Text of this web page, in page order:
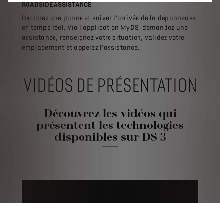
ROADSIDE ASSISTANCE
Déclarez une panne et suivez l'arrivée de la dépanneuse
en temps réel. Via l'application MyDS, demandez une
assistance, renseignez votre situation, validez votre
emplacement et appelez l'assistance.
VIDÉOS DE PRÉSENTATION
Découvrez les vidéos qui
présentent les technologies
disponibles sur DS 3